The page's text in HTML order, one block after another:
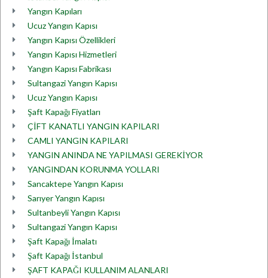
Yangın Kapıları
Ucuz Yangın Kapısı
Yangın Kapısı Özellikleri
Yangın Kapısı Hizmetleri
Yangın Kapısı Fabrikası
Sultangazi Yangın Kapısı
Ucuz Yangın Kapısı
Şaft Kapağı Fiyatları
ÇİFT KANATLI YANGIN KAPILARI
CAMLI YANGIN KAPILARI
YANGIN ANINDA NE YAPILMASI GEREKİYOR
YANGINDAN KORUNMA YOLLARI
Sancaktepe Yangın Kapısı
Sarıyer Yangın Kapısı
Sultanbeyli Yangın Kapısı
Sultangazi Yangın Kapısı
Şaft Kapağı İmalatı
Şaft Kapağı İstanbul
ŞAFT KAPAĞI KULLANIM ALANLARI